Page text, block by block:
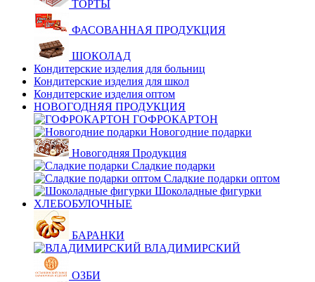
ТОРТЫ
ФАСОВАННАЯ ПРОДУКЦИЯ
ШОКОЛАД
Кондитерские изделия для больниц
Кондитерские изделия для школ
Кондитерские изделия оптом
НОВОГОДНЯЯ ПРОДУКЦИЯ
ГОФРОКАРТОН
Новогодние подарки
Новогодняя Продукция
Сладкие подарки
Сладкие подарки оптом
Шоколадные фигурки
ХЛЕБОБУЛОЧНЫЕ
БАРАНКИ
ВЛАДИМИРСКИЙ
ОЗБИ